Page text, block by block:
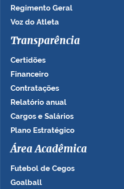
Regimento Geral
Voz do Atleta
Transparência
Certidões
Financeiro
Contratações
Relatório anual
Cargos e Salários
Plano Estratégico
Área Acadêmica
Futebol de Cegos
Goalball